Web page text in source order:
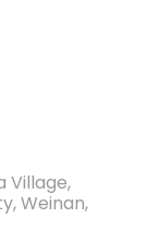
Weinan,